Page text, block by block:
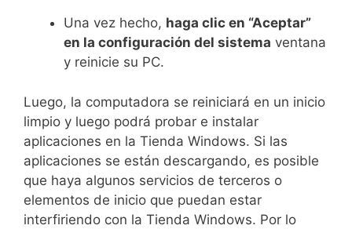
Una vez hecho, haga clic en “Aceptar”
en la configuración del sistema ventana
y reinicie su PC.
Luego, la computadora se reiniciará en un inicio
limpio y luego podrá probar e instalar
aplicaciones en la Tienda Windows. Si las
aplicaciones se están descargando, es posible
que haya algunos servicios de terceros o
elementos de inicio que puedan estar
interfiriendo con la Tienda Windows. Por lo